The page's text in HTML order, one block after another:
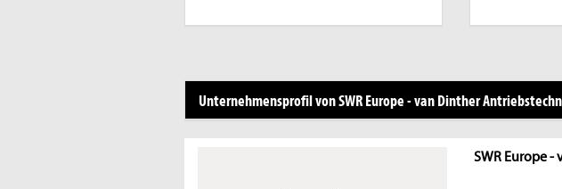
Unternehmensprofil von SWR Europe - van Dinther
SWR Europe